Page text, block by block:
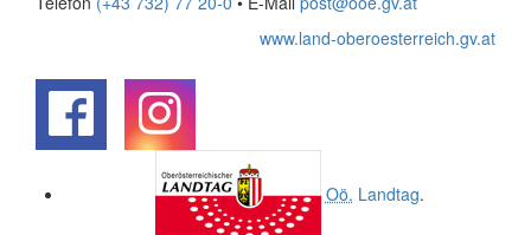
www.land-oberoesterreich.gv.at
Oö. Landtag.